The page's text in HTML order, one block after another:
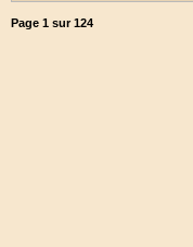
Page 1 sur124